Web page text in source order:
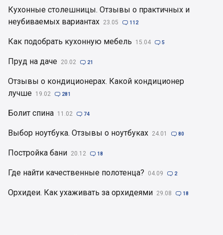
Кухонные столешницы. Отзывы о практичных и
неубиваемых вариантах 23.05  112
Как подобрать кухонную мебель 15.04  5
Пруд на даче 20.02  21
Отзывы о кондиционерах. Какой кондиционер
лучше 19.02  281
Болит спина 11.02  74
Выбор ноутбука. Отзывы о ноутбуках 24.01  80
Постройка бани 20.12  18
Где найти качественные полотенца? 04.09  2
Орхидеи. Как ухаживать за орхидеями 29.08  18